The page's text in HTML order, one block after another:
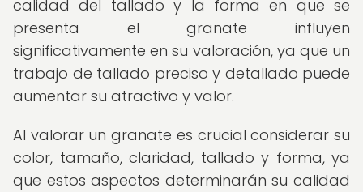
calidad del tallado y la forma en que se
presenta el granate influyen
significativamente en su valoración, ya que un
trabajo de tallado preciso y detallado puede
aumentar su atractivo y valor.
Al valorar un granate es crucial considerar su
color, tamaño, claridad, tallado y forma, ya
que estos aspectos determinarán su calidad